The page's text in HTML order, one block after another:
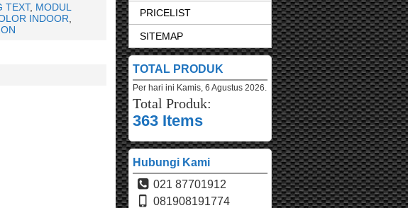
TEXT, MODUL
INDOOR PRICELIST
SITEMAP
TOTAL PRODUK
Per hari ini Kamis, 6 Agustus 2026.
Total Produk:
363 Items
Hubungi Kami
021 87701912
081908191774